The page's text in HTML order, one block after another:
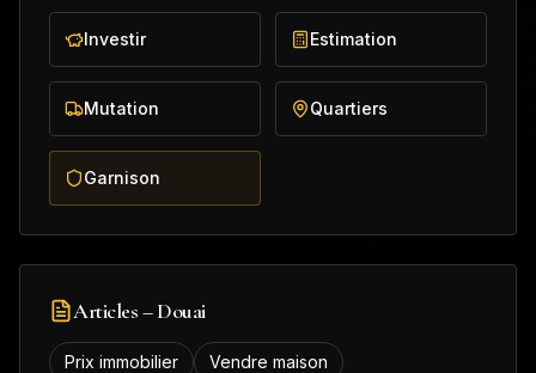
Investir Estimation
Mutation Quartiers
Garnison
Articles –Douai
Prix immobilier
Vendre maison